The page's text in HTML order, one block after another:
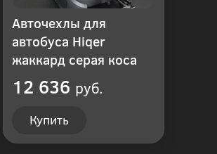
Авточехлы для
автобуса Hiqer
жаккард серая коса
12 636 руб.
Купить